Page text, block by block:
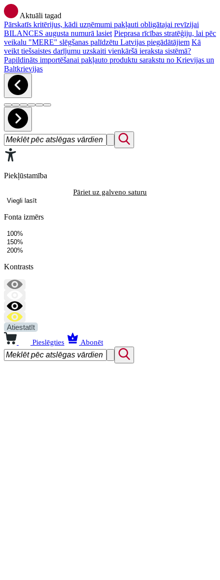
Aktuāli tagad
Pārskatīs kritērijus, kādi uzņēmumi pakļauti obligātajai revīzijai
BILANCES augusta numurā lasiet Pieprasa rīcības stratēģiju, lai pēc
veikalu "MERE" slēgšanas palīdzētu Latvijas piegādātājiem Kā
veikt tiešsaistes darījumu uzskaiti vienkāršā ieraksta sistēmā?
Papildināts importēšanai pakļauto produktu sarakstu no Krievijas un
Baltkrievijas
Piekļūstamība
Pāriet uz galveno saturu
Viegli lasīt
Fonta izmērs
100%
150%
200%
Kontrasts
Atiestatīt
Pieslēgties Abonēt